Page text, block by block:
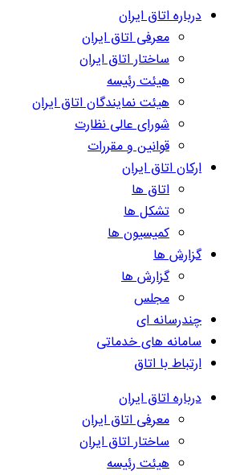
درباره اتاق ایران
معرفی اتاق ایران
ساختار اتاق ایران
هیئت رئیسه
هیئت نمایندگان اتاق ایران
شورای عالی نظارت
قوانین و مقررات
ارکان اتاق ایران
اتاق ها
تشکل ها
کمیسیون ها
گزارش ها
گزارش ها
مجلس
چندرسانه ای
سامانه های خدماتی
ارتباط با اتاق
درباره اتاق ایران
معرفی اتاق ایران
ساختار اتاق ایران
هیئت رئیسه